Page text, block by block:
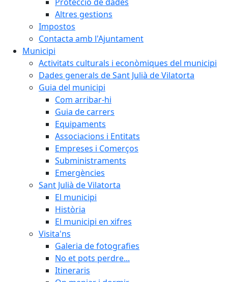
Altres gestions
Impostos
Contacta amb l'Ajuntament
Municipi
Activitats culturals i econòmiques del municipi
Dades generals de Sant Julià de Vilatorta
Guia del municipi
Com arribar-hi
Guia de carrers
Equipaments
Associacions i Entitats
Empreses i Comerços
Subministraments
Emergències
Sant Julià de Vilatorta
El municipi
Història
El municipi en xifres
Visita'ns
Galeria de fotografies
No et pots perdre...
Itineraris